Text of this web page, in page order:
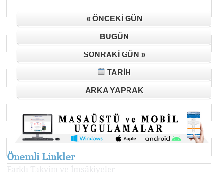
« ÖNCEKI GÜN
BUGÜN
SONRAKI GÜN »
TARIH
ARKA YAPRAK
Önemli Linkler